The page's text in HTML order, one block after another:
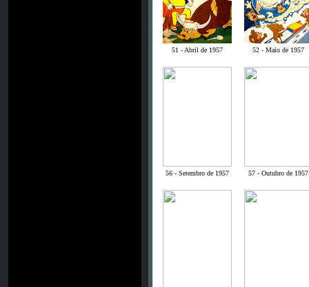
51 - Abril de 1957 52 - Maio de 1957
56 - Setembro de 1957 57 - Outubro de 1957